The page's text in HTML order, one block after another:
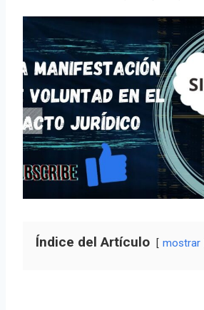
Índice del Artículo mostrar